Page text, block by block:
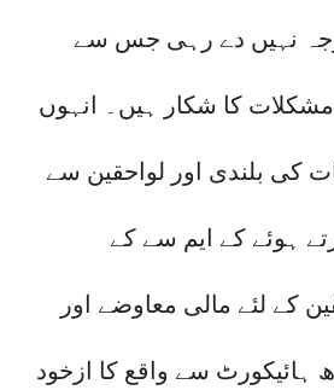
نہیں دے رہی جس سے
مشکلات کا شکار ہیں۔ انہوں
کی بلندی اور لواحقین سے
ہوئے کے ایم سے کے
کے لئے مالی معاوضے اور
سے واقع کا ازخود